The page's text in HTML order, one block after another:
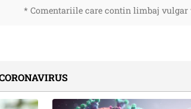
* Comentariile care contin limbaj vulgar